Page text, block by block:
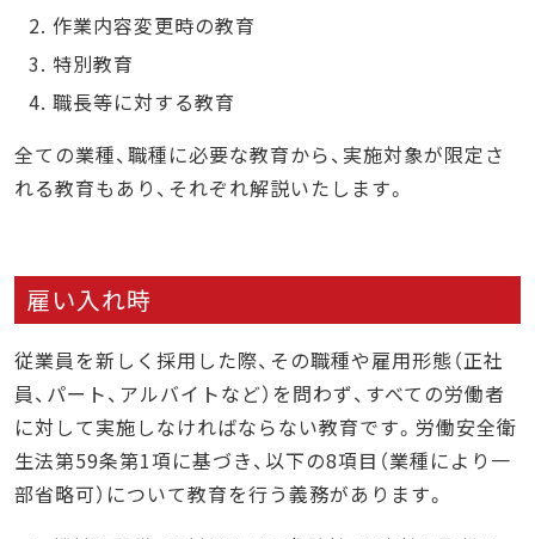
作業内容変更時の教育
特別教育
職長等に対する教育
全ての業種、職種に必要な教育から、実施対象が限定さ
れる教育もあり、それぞれ解説いたします。
雇い入れ時
従業員を新しく採用した際、その職種や雇用形態（正社
員、パート、アルバイトなど）を問わず、すべての労働者
に対して実施しなければならない教育です。労働安全衛
生法第59条第1項に基づき、以下の8項目（業種により一
部省略可）について教育を行う義務があります。